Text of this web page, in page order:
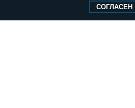
Свидетельство о регистрации Эл № ФС77-
СОГЛАСЕН